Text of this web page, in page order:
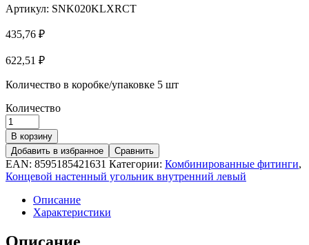
Артикул: SNK020KLXRCT
435,76 ₽
622,51 ₽
Количество в коробке/упаковке 5 шт
Количество
В корзину
Добавить в избранное
Сравнить
EAN: 8595185421631 Категории: Комбинированные фитинги,
Концевой настенный угольник внутренний левый
Описание
Характеристики